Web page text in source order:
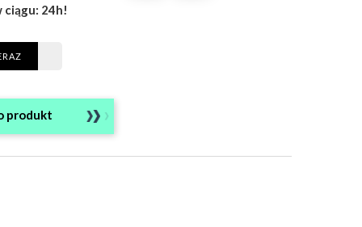
ciągu: 24h!
produkt